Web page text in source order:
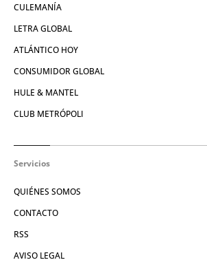
CULEMANÍA
LETRA GLOBAL
ATLÁNTICO HOY
CONSUMIDOR GLOBAL
HULE & MANTEL
CLUB METRÓPOLI
Servicios
QUIÉNES SOMOS
CONTACTO
RSS
AVISO LEGAL